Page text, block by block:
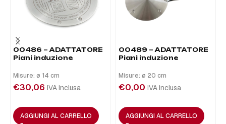
00486 – ADATTATORE
Piani induzione
Misure: ø 14 cm
€30,06 IVA inclusa
AGGIUNGI AL CARRELLO
00489 – ADATTATORE
Piani induzione
Misure: ø 20 cm
€0,00 IVA inclusa
AGGIUNGI AL CARRELLO